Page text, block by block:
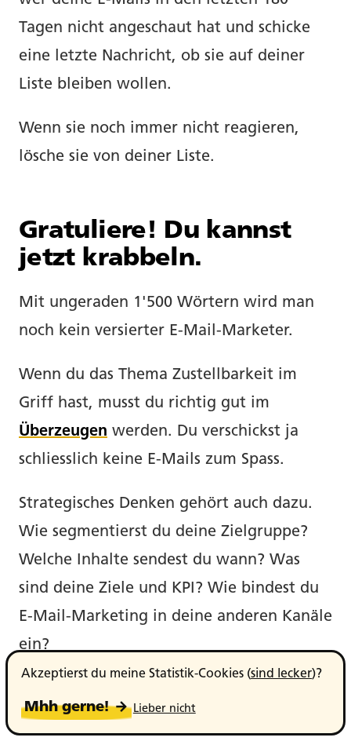
Tagen nicht angeschaut hat und schicke
eine letzte Nachricht, ob sie auf deiner
Liste bleiben wollen.
Wenn sie noch immer nicht reagieren,
lösche sie von deiner Liste.
Gratuliere! Du kannst
jetzt krabbeln.
Mit ungeraden 1'500 Wörtern wird man
noch kein versierter E-Mail-Marketer.
Wenn du das Thema Zustellbarkeit im
Griff hast, musst du richtig gut im
Überzeugen werden. Du verschickst ja
schliesslich keine E-Mails zum Spass.
Strategisches Denken gehört auch dazu.
Wie segmentierst du deine Zielgruppe?
Welche Inhalte sendest du wann? Was
sind deine Ziele und KPI? Wie bindest du
E-Mail-Marketing in deine anderen Kanäle
ein?
ich da jemanden.
Akzeptierst du meine Statistik-Cookies (sind lecker)?
Mhh gerne! → Lieber nicht